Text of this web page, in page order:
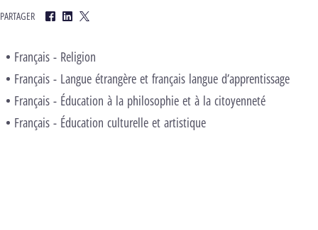
PARTAGER
Facebook
LinkedInTwitter
Français - Religion
Français - Langue étrangère et français langue d’apprentissage
Français - Éducation à la philosophie et à la citoyenneté
Français - Éducation culturelle et artistique